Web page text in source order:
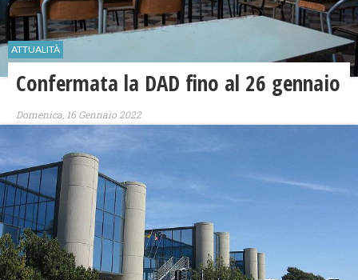
ATTUALITÀ
Confermata la DAD fino al 26 gennaio
Domenica, 16 Gennaio 2022